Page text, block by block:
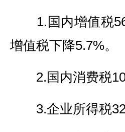
1.国内增值税
增值税下降5.7%。
2.国内消费税
3.企业所得税